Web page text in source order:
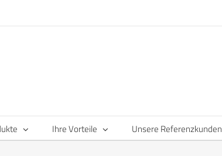
Ihre Vorteile Unsere Referenzkunden